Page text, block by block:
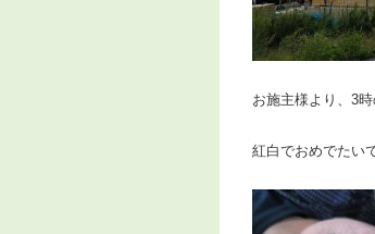
お施主様より、3
紅白でおめでたい